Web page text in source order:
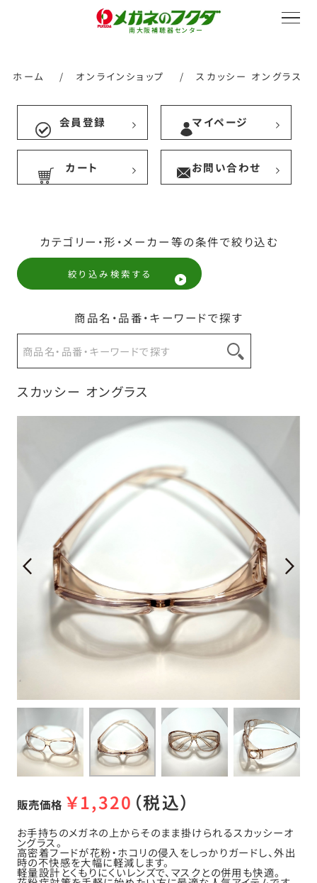
南大阪補聴器センター
採用情報
オンラインストア
お問い合わせ
ホーム / オンラインショップ / スカッシー オングラス
会員登録 マイページ
カート お問い合わせ
カテゴリー・形・メーカー等の条件で絞り込む
絞り込み検索する
商品名・品番・キーワードで探す
スカッシー オングラス
販売価格 ￥1,320 （税込）
お手持ちのメガネの上からそのまま掛けられるスカッシーオ
ングラス。
高密着フードが花粉・ホコリの侵入をしっかりガードし、外出
時の不快感を大幅に軽減します。
軽量設計とくもりにくいレンズで、マスクとの併用も快適。